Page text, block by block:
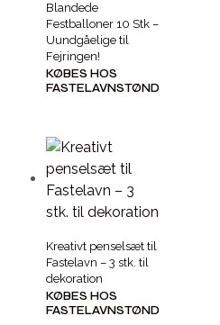
Blandede
Festballoner 10 Stk –
Uundgåelige til
Fejringen!
KØBES HOS
FASTELAVNSTØNDEN
Kreativt penselsæt til
Fastelavn – 3 stk. til
dekoration
KØBES HOS
FASTELAVNSTØNDEN